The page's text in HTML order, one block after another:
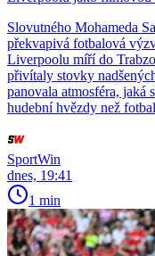
Slovutného Mohameda
překvapivá fotbalová
Liverpoolu míří do
přivítaly stovky
panovala atmosféra, jaká
hudební hvězdy než
SportWin
dnes, 19:41
1 min